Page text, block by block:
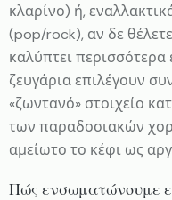
κλαρίνο) ή,
(pop/rock), αν δε
καλύπτει
ζευγάρια επιλέγουν
«ζωντανό» στοιχείο
των παραδοσιακών
αμείωτο το κέφι ως
Πώς ενσωματώνουμε